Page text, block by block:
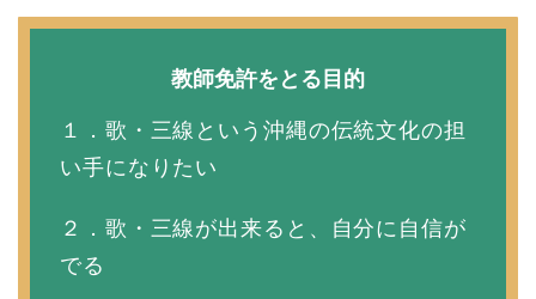
教師免許をとる目的
１．歌・三線という沖縄の伝統文化の担
い手になりたい
２．歌・三線が出来ると、自分に自信が
でる